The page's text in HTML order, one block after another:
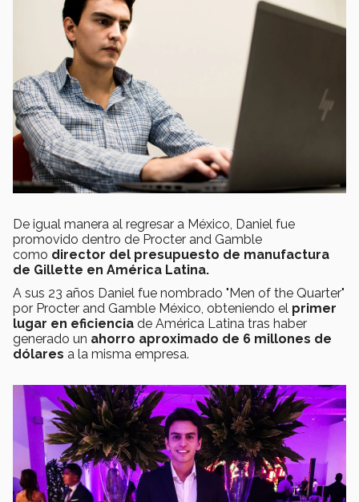
De igual manera al regresar a México, Daniel fue
promovido dentro de Procter and Gamble
como director del presupuesto de manufactura
de Gillette en América Latina.
A sus 23 años Daniel fue nombrado "Men of the Quarter"
por Procter and Gamble México, obteniendo el primer
lugar en eficiencia de América Latina tras haber
generado un ahorro aproximado de 6 millones de
dólares a la misma empresa.